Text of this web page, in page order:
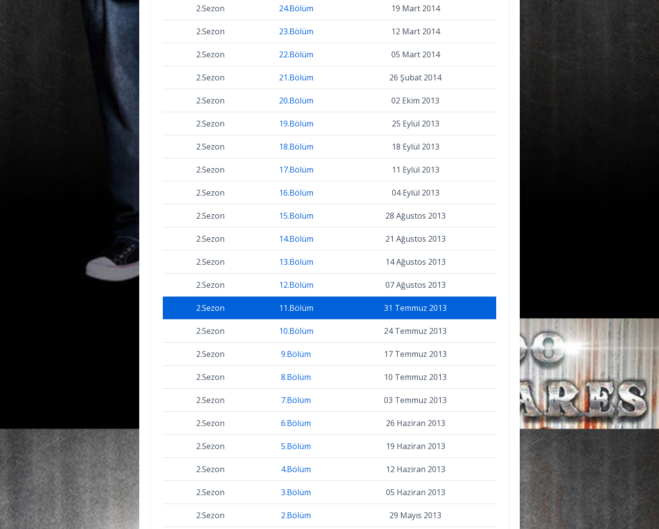
2.Sezon 24.Bölüm 19 Mart 2014
2.Sezon 23.Bölüm 12 Mart 2014
2.Sezon 22.Bölüm 05 Mart 2014
2.Sezon 21.Bölüm 26 Şubat 2014
2.Sezon 20.Bölüm 02 Ekim 2013
2.Sezon 19.Bölüm 25 Eylül 2013
2.Sezon 18.Bölüm 18 Eylül 2013
2.Sezon 17.Bölüm 11 Eylül 2013
2.Sezon 16.Bölüm 04 Eylül 2013
2.Sezon 15.Bölüm 28 Ağustos 2013
2.Sezon 14.Bölüm 21 Ağustos 2013
2.Sezon 13.Bölüm 14 Ağustos 2013
2.Sezon 12.Bölüm 07 Ağustos 2013
2.Sezon 11.Bölüm 31 Temmuz 2013
2.Sezon 10.Bölüm 24 Temmuz 2013
2.Sezon 9.Bölüm 17 Temmuz 2013
2.Sezon 8.Bölüm 10 Temmuz 2013
2.Sezon 7.Bölüm 03 Temmuz 2013
2.Sezon 6.Bölüm 26 Haziran 2013
2.Sezon 5.Bölüm 19 Haziran 2013
2.Sezon 4.Bölüm 12 Haziran 2013
2.Sezon 3.Bölüm 05 Haziran 2013
2.Sezon 2.Bölüm 29 Mayıs 2013